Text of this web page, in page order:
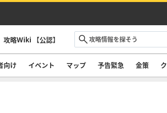
攻略Wiki 【公認】
向け イベント マップ 予告緊急 金策